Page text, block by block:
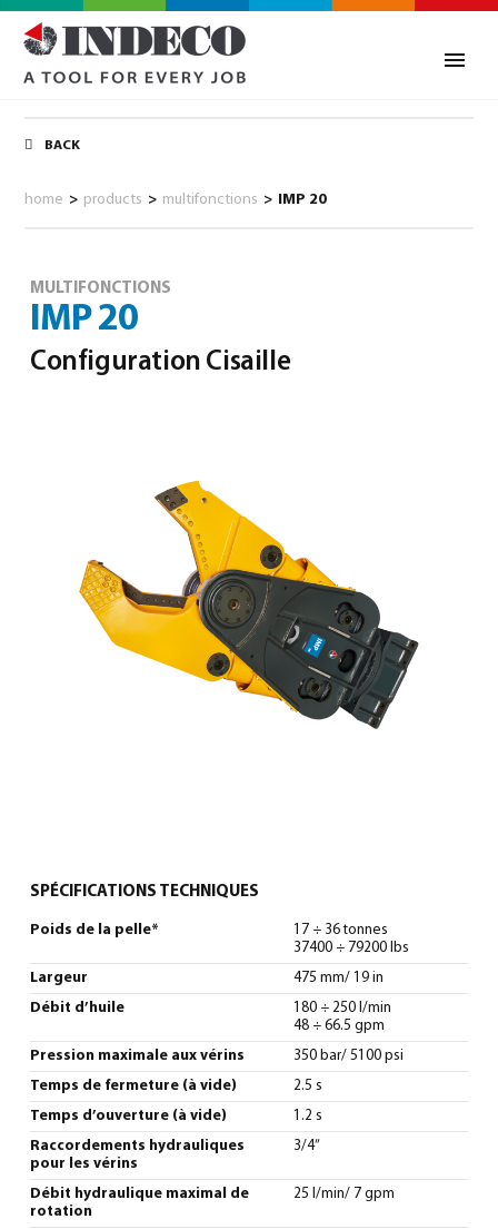
0
North America – French
BACK
home > products > multifonctions > IMP 20
MULTIFONCTIONS
IMP 20
Configuration Cisaille
SPÉCIFICATIONS TECHNIQUES
Poids de la pelle*
17 ÷ 36 tonnes
37400 ÷ 79200 lbs
Largeur 475 mm/ 19 in
Débit d’huile
180 ÷ 250 l/min
48 ÷ 66.5 gpm
Pression maximale aux vérins 350 bar/ 5100 psi
Temps de fermeture (à vide) 2.5 s
Temps d’ouverture (à vide) 1.2 s
Raccordements hydrauliques
pour les vérins
3/4”
Débit hydraulique maximal de
rotation
25 l/min/ 7 gpm